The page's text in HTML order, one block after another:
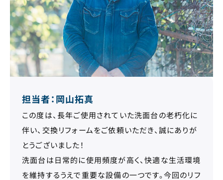
担当者：岡山拓真
この度は、長年ご使用されていた洗面台の老朽化に
伴い、交換リフォームをご依頼いただき、誠にありが
とうございました！
洗面台は日常的に使用頻度が高く、快適な生活環境
を維持するうえで重要な設備の一つです。今回のリフ